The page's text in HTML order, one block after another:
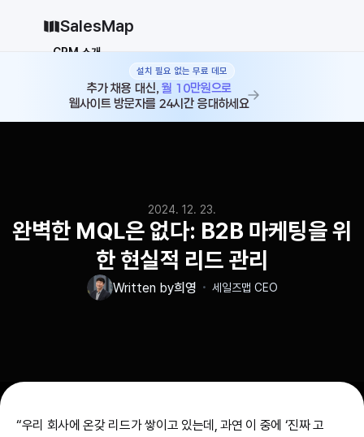
추가 채용 대신, 월 10만원으로
웹사이트 방문자를 24시간 응대하세요
설치 필요 없는 무료 데모
SalesMap
vs 세일즈포스 vs 허브스팟
CRM 12종 비교
Why CRM
CRM 소개
블로그
why CRM
2024. 12. 23.
완벽한 MQL은 없다: B2B 마케팅을 위
한 현실적 리드 관리
Written by희영 ・ 세일즈맵 CEO
“우리 회사에 온갖 리드가 쌓이고 있는데, 과연 이 중에 ‘진짜 고